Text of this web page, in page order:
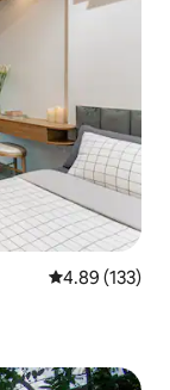
レビュー133
4.89 (133)